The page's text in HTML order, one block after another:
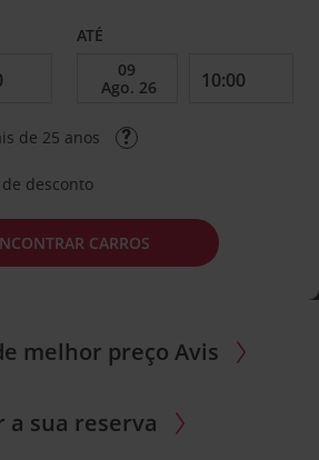
ATÉ
de 25 anos
desconto
CARROS
melhor preço Avis
a sua reserva